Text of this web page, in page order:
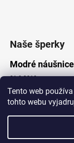
Tento web
tohto webu
Naše šperky
Modré náušnice
21.8.2019